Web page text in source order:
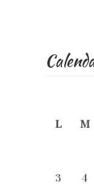
L M
3 4